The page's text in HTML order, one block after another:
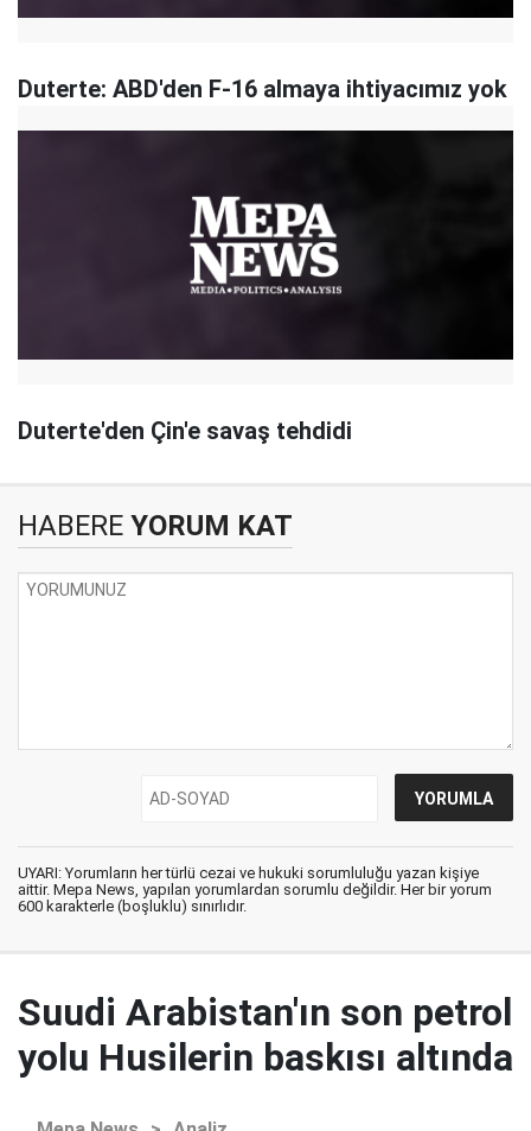
Duterte: ABD'den F-16 almaya ihtiyacımız yok
Duterte'den Çin'e savaş tehdidi
HABERE YORUM KAT
UYARI: Yorumların her türlü cezai ve hukuki sorumluluğu yazan kişiye
aittir. Mepa News, yapılan yorumlardan sorumlu değildir. Her bir yorum
600 karakterle (boşluklu) sınırlıdır.
Suudi Arabistan'ın son petrol
yolu Husilerin baskısı altında